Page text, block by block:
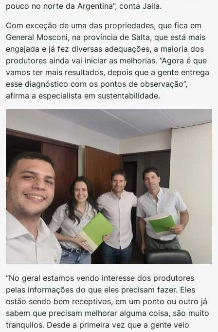
pouco no norte da Argentina”, conta Jaila.
Com exceção de uma das propriedades, que fica em
General Mosconi, na província de Salta, que está mais
engajada e já fez diversas adequações, a maioria dos
produtores ainda vai iniciar as melhorias. “Agora é que
vamos ter mais resultados, depois que a gente entrega
esse diagnóstico com os pontos de observação”,
afirma a especialista em sustentabilidade.
“No geral estamos vendo interesse dos produtores
pelas informações do que eles precisam fazer. Eles
estão sendo bem receptivos, em um ponto ou outro já
sabem que precisam melhorar alguma coisa, são muito
tranquilos. Desde a primeira vez que a gente veio